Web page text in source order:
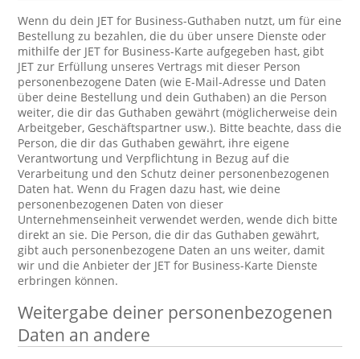
Wenn du dein JET for Business-Guthaben nutzt, um für eine
Bestellung zu bezahlen, die du über unsere Dienste oder
mithilfe der JET for Business-Karte aufgegeben hast, gibt
JET zur Erfüllung unseres Vertrags mit dieser Person
personenbezogene Daten (wie E-Mail-Adresse und Daten
über deine Bestellung und dein Guthaben) an die Person
weiter, die dir das Guthaben gewährt (möglicherweise dein
Arbeitgeber, Geschäftspartner usw.). Bitte beachte, dass die
Person, die dir das Guthaben gewährt, ihre eigene
Verantwortung und Verpflichtung in Bezug auf die
Verarbeitung und den Schutz deiner personenbezogenen
Daten hat. Wenn du Fragen dazu hast, wie deine
personenbezogenen Daten von dieser
Unternehmenseinheit verwendet werden, wende dich bitte
direkt an sie. Die Person, die dir das Guthaben gewährt,
gibt auch personenbezogene Daten an uns weiter, damit
wir und die Anbieter der JET for Business-Karte Dienste
erbringen können.
Weitergabe deiner personenbezogenen
Daten an andere